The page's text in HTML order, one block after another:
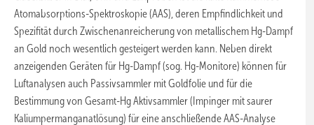
Atomabsorptions-Spektroskopie (AAS), deren Empfindlichkeit und
Spezifität durch Zwischenanreicherung von metallischem Hg-Dampf
an Gold noch wesentlich gesteigert werden kann. Neben direkt
anzeigenden Geräten für Hg-Dampf (sog. Hg-Monitore) können für
Luftanalysen auch Passivsammler mit Goldfolie und für die
Bestimmung von Gesamt-Hg Aktivsammler (Impinger mit saurer
Kaliumpermanganatlösung) für eine anschließende AAS-Analyse